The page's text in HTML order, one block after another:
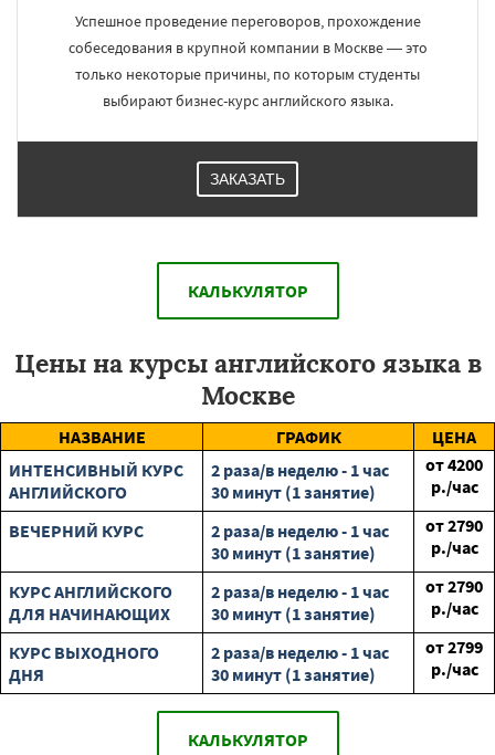
Краснозаводск Краснознаменск
Кубинка Куровское Ликино-Дулево
Лобня Лосино-Петровский Луховицы
Успешное проведение переговоров, прохождение
собеседования в крупной компании в Москве — это
только некоторые причины, по которым студенты
выбирают бизнес-курс английского языка.
ЗАКАЗАТЬ
КАЛЬКУЛЯТОР
Цены на курсы английского языка в
Москве
НАЗВАНИЕ ГРАФИК
ЦЕНА
ИНТЕНСИВНЫЙ КУРС
АНГЛИЙСКОГО
2 раза/в неделю - 1 час
30 минут (1 занятие)
от4200
р./час
ВЕЧЕРНИЙ КУРС
2 раза/в неделю - 1 час
30 минут (1 занятие)
от2790
р./час
КУРС АНГЛИЙСКОГО
ДЛЯ НАЧИНАЮЩИХ
2 раза/в неделю - 1 час
30 минут (1 занятие)
от2790
р./час
КУРС ВЫХОДНОГО
ДНЯ
2 раза/в неделю - 1 час
30 минут (1 занятие)
от2799
р./час
КАЛЬКУЛЯТОР